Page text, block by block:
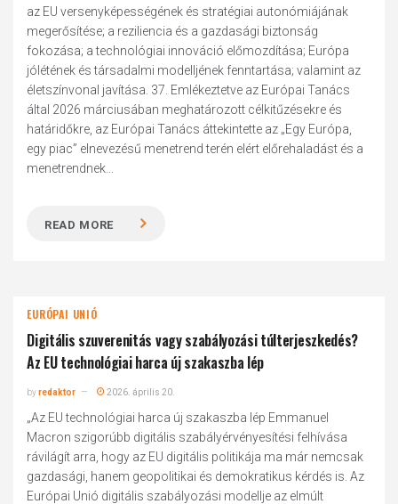
az EU versenyképességének és stratégiai autonómiájának
megerősítése; a reziliencia és a gazdasági biztonság
fokozása; a technológiai innováció előmozdítása; Európa
jólétének és társadalmi modelljének fenntartása; valamint az
életszínvonal javítása. 37. Emlékeztetve az Európai Tanács
által 2026 márciusában meghatározott célkitűzésekre és
határidőkre, az Európai Tanács áttekintette az „Egy Európa,
egy piac” elnevezésű menetrend terén elért előrehaladást és a
menetrendnek...
READ MORE
EURÓPAI UNIÓ
Digitális szuverenitás vagy szabályozási túlterjeszkedés?
Az EU technológiai harca új szakaszba lép
byredaktor 2026. április 20.
„Az EU technológiai harca új szakaszba lép Emmanuel
Macron szigorúbb digitális szabályérvényesítési felhívása
rávilágít arra, hogy az EU digitális politikája ma már nemcsak
gazdasági, hanem geopolitikai és demokratikus kérdés is. Az
Európai Unió digitális szabályozási modellje az elmúlt